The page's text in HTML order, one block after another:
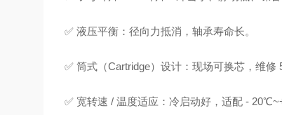
✅ 液压平衡：径向力抵消，轴承寿命长。
✅ 筒式（Cartridge）设计：现场可换芯，维修
✅ 宽转速 / 温度适应：冷启动好，适配 -